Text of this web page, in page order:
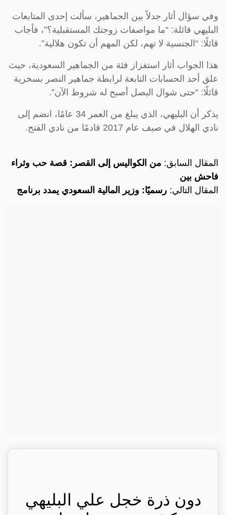
وفي سؤال أثار جدلاً بين الجماهير، سألت إحدى المتابعات
البليهي قائلة: “ما مواصفات زوجتك المستقبلية؟”، فأجاب
قائلًا: “الجنسية لا تهم، لكن المهم أن تكون هلالية”.
هذا الجواب أثار استفزاز فئة من الجماهير السعودية، حيث
علق أحد الحسابات التابعة لرابطة جماهير النصر بسخرية
قائلًا: “حتى شوال البصل أصبح له شروط الآن”.
يذكر أن البليهي، الذي يبلغ من العمر 34 عامًا، انضم إلى
نادي الهلال في صيف عام 2017 قادمًا من نادي الفتح.
المقال السابق: من الكواليس إلى القصر: قصة حب وثراء
فاحش بين
المقال التالي: رسميًا: وزير المالية السعودي يمدد برنامج
دون ذرة خجل علي البليهي